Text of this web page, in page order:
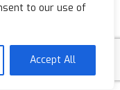
to our use of
Accept All